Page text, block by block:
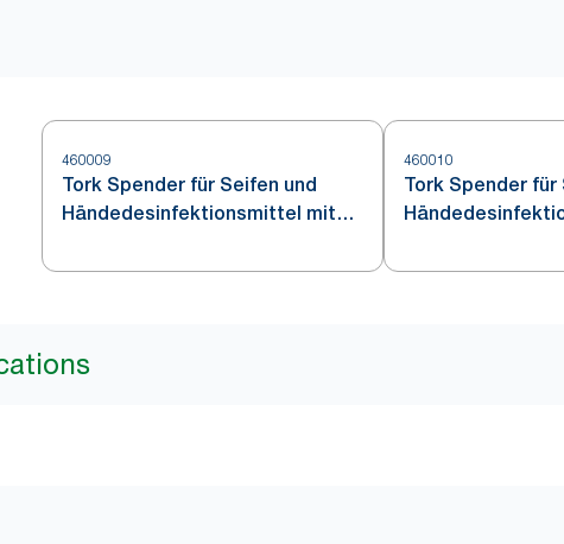
460009
Tork Spender für Seifen und
Händedesinfektionsmittel mit
460010
Tork Spender für